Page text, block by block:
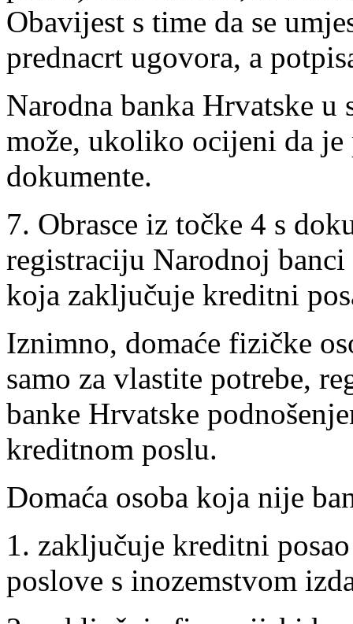
Obavijest s time da se
prednacrt ugovora, a
Narodna banka Hrvatske
može, ukoliko ocijeni da
dokumente.
7. Obrasce iz točke 4 s
registraciju Narodnoj banci
koja zaključuje kreditni
Iznimno, domaće fizičke
samo za vlastite potrebe,
banke Hrvatske
kreditnom poslu.
Domaća osoba koja nije
1. zaključuje kreditni
poslove s inozemstvom